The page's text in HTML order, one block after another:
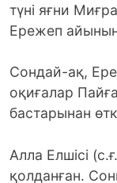
түні яғни
Ережеп
Сондай-ақ,
оқиғалар
бастарынан
Алла Елшісі
қолданған.